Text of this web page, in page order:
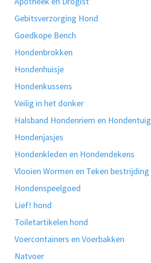
Gebitsverzorging Hond
Goedkope Bench
Hondenbrokken
Hondenhuisje
Hondenkussens
Veilig in het donker
Halsband Hondenriem en Hondentuig
Hondenjasjes
Hondenkleden en Hondendekens
Vlooien Wormen en Teken bestrijding
Hondenspeelgoed
Lief! hond
Toiletartikelen hond
Voercontainers en Voerbakken
Natvoer